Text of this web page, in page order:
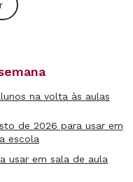
na volta às aulas
de 2026 para usar em
escola
usar em sala de aula